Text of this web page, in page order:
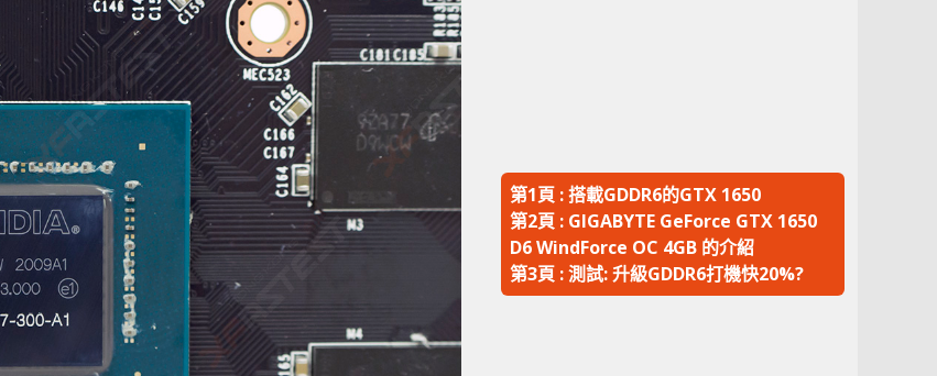
第1頁 : 搭載GDDR6的GTX 1650
第2頁 : GIGABYTE GeForce GTX 1650
D6 WindForce OC 4GB 的介紹
第3頁 : 測試: 升級GDDR6打機快20%?